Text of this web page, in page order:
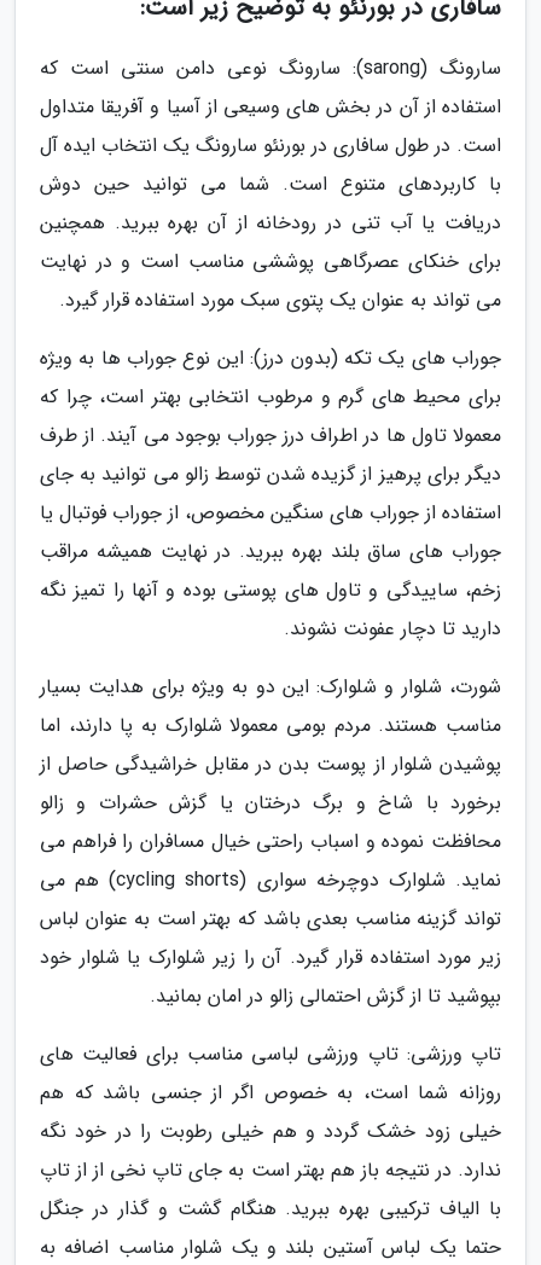
سافاری در بورنئو به توضیح زیر است:
سارونگ (sarong): سارونگ نوعی دامن سنتی است که
استفاده از آن در بخش های وسیعی از آسیا و آفریقا متداول
است. در طول سافاری در بورنئو سارونگ یک انتخاب ایده آل
با کاربردهای متنوع است. شما می توانید حین دوش
دریافت یا آب تنی در رودخانه از آن بهره ببرید. همچنین
برای خنکای عصرگاهی پوششی مناسب است و در نهایت
می تواند به عنوان یک پتوی سبک مورد استفاده قرار گیرد.
جوراب های یک تکه (بدون درز): این نوع جوراب ها به ویژه
برای محیط های گرم و مرطوب انتخابی بهتر است، چرا که
معمولا تاول ها در اطراف درز جوراب بوجود می آیند. از طرف
دیگر برای پرهیز از گزیده شدن توسط زالو می توانید به جای
استفاده از جوراب های سنگین مخصوص، از جوراب فوتبال یا
جوراب های ساق بلند بهره ببرید. در نهایت همیشه مراقب
زخم، ساییدگی و تاول های پوستی بوده و آنها را تمیز نگه
دارید تا دچار عفونت نشوند.
شورت، شلوار و شلوارک: این دو به ویژه برای هدایت بسیار
مناسب هستند. مردم بومی معمولا شلوارک به پا دارند، اما
پوشیدن شلوار از پوست بدن در مقابل خراشیدگی حاصل از
برخورد با شاخ و برگ درختان یا گزش حشرات و زالو
محافظت نموده و اسباب راحتی خیال مسافران را فراهم می
نماید. شلوارک دوچرخه سواری (cycling shorts) هم می
تواند گزینه مناسب بعدی باشد که بهتر است به عنوان لباس
زیر مورد استفاده قرار گیرد. آن را زیر شلوارک یا شلوار خود
بپوشید تا از گزش احتمالی زالو در امان بمانید.
تاپ ورزشی: تاپ ورزشی لباسی مناسب برای فعالیت های
روزانه شما است، به خصوص اگر از جنسی باشد که هم
خیلی زود خشک گردد و هم خیلی رطوبت را در خود نگه
ندارد. در نتیجه باز هم بهتر است به جای تاپ نخی از از تاپ
با الیاف ترکیبی بهره ببرید. هنگام گشت و گذار در جنگل
حتما یک لباس آستین بلند و یک شلوار مناسب اضافه به